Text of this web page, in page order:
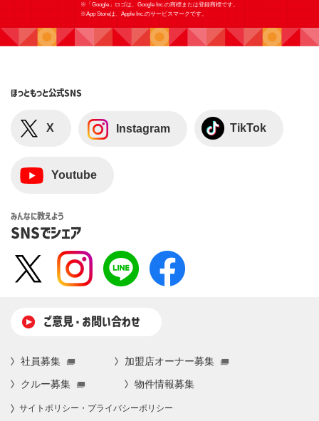
※「Google」ロゴは、Google Inc.の商標または登録商標です。
※App Storeは、Apple Inc.のサービスマークです。
ほっともっと公式SNS
X Instagram TikTok
Youtube
みんなに教えよう
SNSでシェア
ご意⾒・お問い合わせ
社員募集
加盟店オーナー募集
クルー募集
物件情報募集
サイトポリシー・プライバシーポリシー